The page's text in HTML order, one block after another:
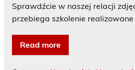
Sprawdźcie w naszej relacji
przebiega szkolenie
Read more